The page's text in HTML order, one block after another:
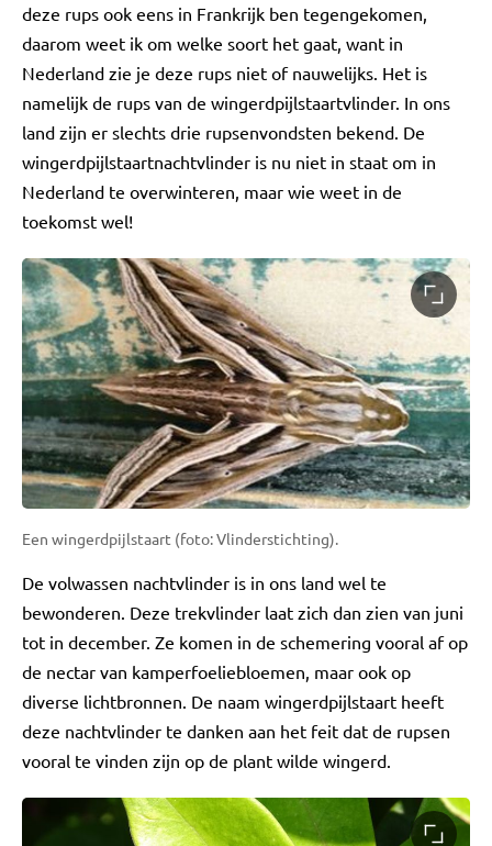
deze rups ook eens in Frankrijk ben tegengekomen,
daarom weet ik om welke soort het gaat, want in
Nederland zie je deze rups niet of nauwelijks. Het is
namelijk de rups van de wingerdpijlstaartvlinder. In ons
land zijn er slechts drie rupsenvondsten bekend. De
wingerdpijlstaartnachtvlinder is nu niet in staat om in
Nederland te overwinteren, maar wie weet in de
toekomst wel!
Een wingerdpijlstaart (foto: Vlinderstichting).
De volwassen nachtvlinder is in ons land wel te
bewonderen. Deze trekvlinder laat zich dan zien van juni
tot in december. Ze komen in de schemering vooral af op
de nectar van kamperfoeliebloemen, maar ook op
diverse lichtbronnen. De naam wingerdpijlstaart heeft
deze nachtvlinder te danken aan het feit dat de rupsen
vooral te vinden zijn op de plant wilde wingerd.